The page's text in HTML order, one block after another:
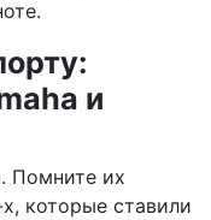
и
Помните их
которые ставили